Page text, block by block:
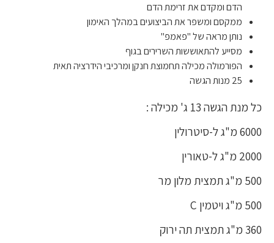
הדם ומקדם את זרימת הדם
ממקסם ומשפר את הביצועים במהלך האימון
נותן מראה של "פאמפ"
מסייע להתאוששות השרירים בגוף
הפורמולה מכילה תחמוצת חנקן ומרכיבי הידרציה תאית
25 מנות הגשה
כל מנת הגשה 13 ג' מכילה :
6000 מ"ג ל-סיטרולין
2000 מ"ג ל-טאורין
500 מ"ג תמצית מלון מר
500 מ"ג ויטמין C
360 מ"ג תמצית תה ירוק